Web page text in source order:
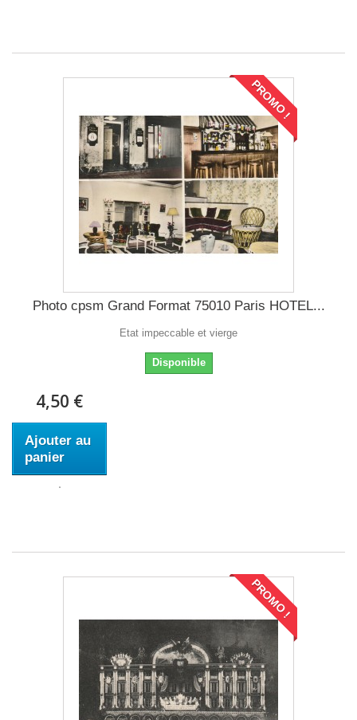
PROMO !
Photo cpsm Grand Format 75010 Paris HOTEL...
Etat impeccable et vierge
Disponible
4,50 €
Ajouter au
panier
PROMO !